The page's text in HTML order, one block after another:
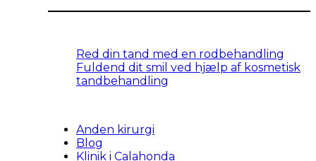
Red din tand med en rodbehandling
Fuldend dit smil ved hjælp af kosmetisk
tandbehandling
Anden kirurgi
Blog
Klinik i Calahonda